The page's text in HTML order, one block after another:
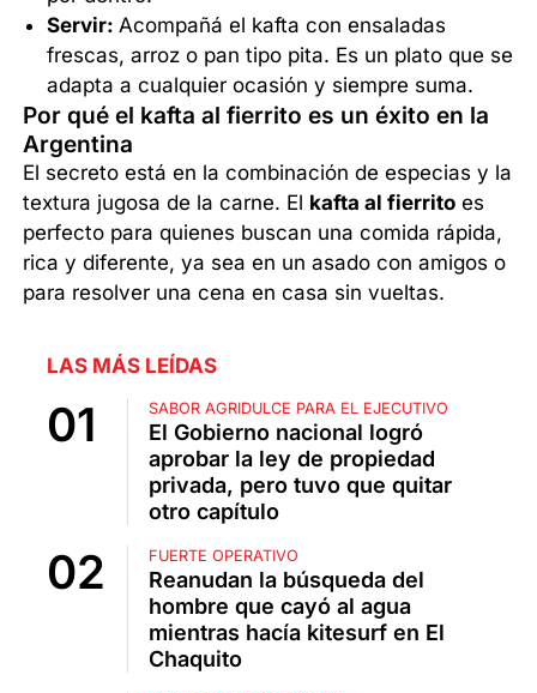
Servir:Acompañá el kafta con ensaladas
frescas, arroz o pan tipo pita. Es un plato que se
adapta a cualquier ocasión y siempre suma.
Por qué el kafta al fierrito es un éxito en la
Argentina
El secreto está en la combinación de especias y la
textura jugosa de la carne. El kafta al fierrito es
perfecto para quienes buscan una comida rápida,
rica y diferente, ya sea en un asado con amigos o
para resolver una cena en casa sin vueltas.
LAS MÁS LEÍDAS
SABOR AGRIDULCE PARA EL EJECUTIVO
El Gobierno nacional logró
aprobar la ley de propiedad
privada, pero tuvo que quitar
otro capítulo
FUERTE OPERATIVO
Reanudan la búsqueda del
hombre que cayó al agua
mientras hacía kitesurf en El
Chaquito